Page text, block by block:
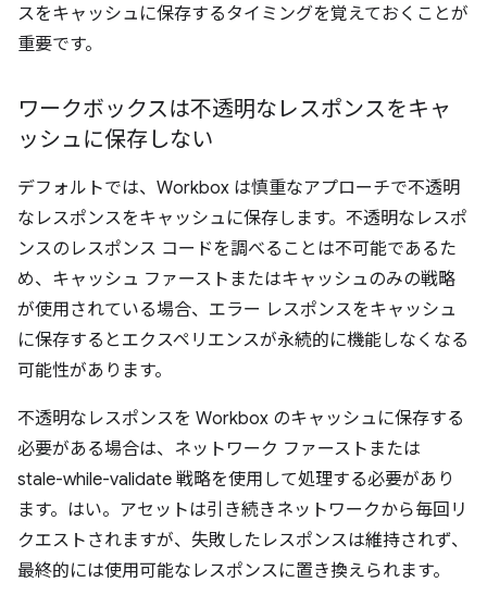
スをキャッシュに保存するタイミングを覚えておくことが
重要です。
ワークボックスは不透明なレスポンスをキャ
ッシュに保存しない
デフォルトでは、Workbox は慎重なアプローチで不透明
なレスポンスをキャッシュに保存します。不透明なレスポ
ンスのレスポンス コードを調べることは不可能であるた
め、キャッシュ ファーストまたはキャッシュのみの戦略
が使用されている場合、エラー レスポンスをキャッシュ
に保存するとエクスペリエンスが永続的に機能しなくなる
可能性があります。
不透明なレスポンスを Workbox のキャッシュに保存する
必要がある場合は、ネットワーク ファーストまたは
stale-while-validate 戦略を使用して処理する必要があり
ます。はい。アセットは引き続きネットワークから毎回リ
クエストされますが、失敗したレスポンスは維持されず、
最終的には使用可能なレスポンスに置き換えられます。